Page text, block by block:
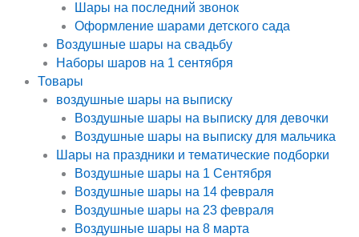
Шары на последний звонок
Оформление шарами детского сада
Воздушные шары на свадьбу
Наборы шаров на 1 сентября
Товары
воздушные шары на выписку
Воздушные шары на выписку для девочки
Воздушные шары на выписку для мальчика
Шары на праздники и тематические подборки
Воздушные шары на 1 Сентября
Воздушные шары на 14 февраля
Воздушные шары на 23 февраля
Воздушные шары на 8 марта